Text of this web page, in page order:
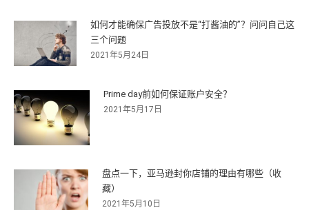
如何才能确保广告投放不是“打酱油的”？问问自己这
三个问题
2021年5月24日
Prime day前如何保证账户安全？
2021年5月17日
盘点一下，亚马逊封你店铺的理由有哪些（收
藏）
2021年5月10日